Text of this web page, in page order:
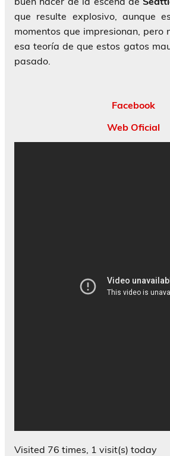
que resulte explosivo, aunque
momentos que impresionan, pero
esa teoría de que estos gatos
pasado.
Facebook
Web Oficial
Visited 76 times, 1 visit(s) today